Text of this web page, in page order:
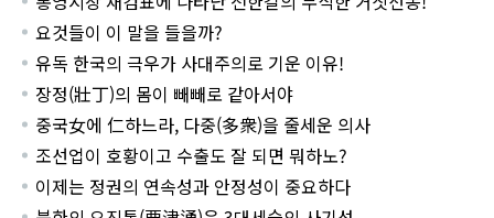
요것들이 이 말을 들을까?
유독 한국의 극우가 사대주의로 기운 이유!
장정(壯丁)의 몸이 빼빼로 같아서야
중국女에 仁하느라, 다중(多衆)을 줄세운 의사
조선업이 호황이고 수출도 잘 되면 뭐하노?
이제는 정권의 연속성과 안정성이 중요하다